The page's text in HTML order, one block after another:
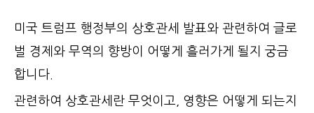
미국 트럼프 행정부의 상호관세 발표와 관련하여 글로
벌 경제와 무역의 향방이 어떻게 흘러가게 될지 궁금
합니다.
관련하여 상호관세란 무엇이고, 영향은 어떻게 되는지